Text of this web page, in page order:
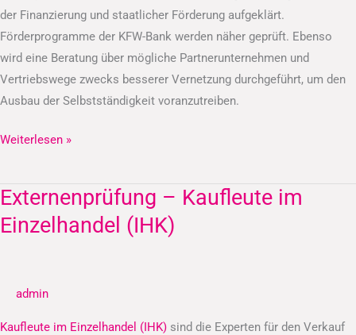
der Finanzierung und staatlicher Förderung aufgeklärt.
Förderprogramme der KFW-Bank werden näher geprüft. Ebenso
wird eine Beratung über mögliche Partnerunternehmen und
Vertriebswege zwecks besserer Vernetzung durchgeführt, um den
Ausbau der Selbstständigkeit voranzutreiben.
Weiterlesen »
Externenprüfung – Kaufleute im
Einzelhandel (IHK)
admin
Kaufleute im Einzelhandel (IHK) sind die Experten für den Verkauf
Externenprüfung
–
Kaufleute
(IHK)